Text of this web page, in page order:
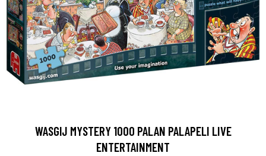
WASGIJ MYSTERY 1000 PALAN PALAPELI LIVE
ENTERTAINMENT